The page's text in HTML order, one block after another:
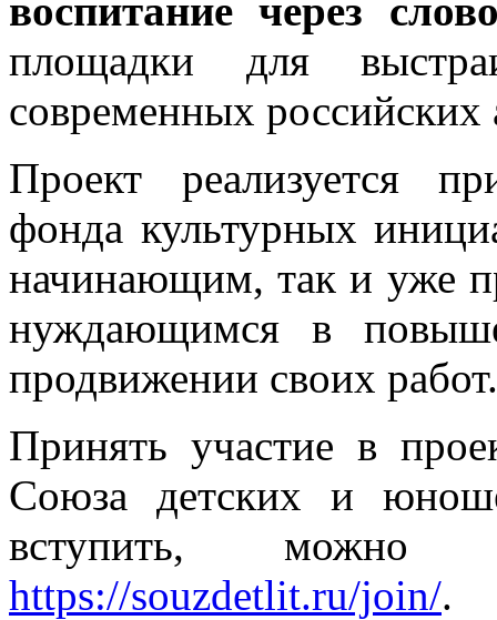
воспитание через
площадки для
современных российских
Проект реализуется
фонда культурных
начинающим, так и уже
нуждающимся в
продвижении своих работ.
Принять участие в
Союза детских и
вступить, можно
https://souzdetlit.ru/join/.